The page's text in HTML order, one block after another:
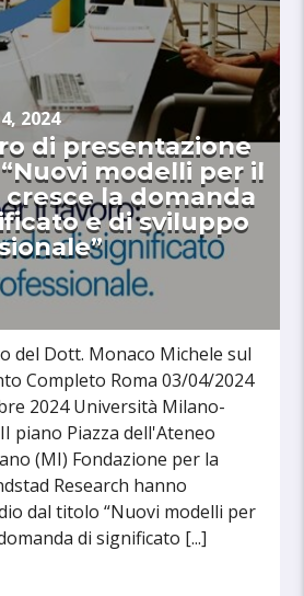
2024
di presentazione
modelli per il
cresce la domanda
e di sviluppo
del Dott. Monaco Michele sul
Completo Roma 03/04/2024
2024 Università Milano-
piano Piazza dell'Ateneo
(MI) Fondazione per la
Research hanno
dal titolo “Nuovi modelli per
di significato [...]